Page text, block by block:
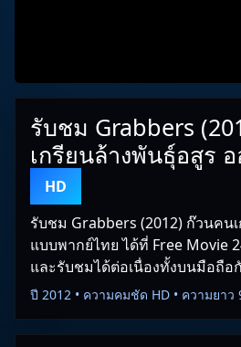
รับชม Grabbers
เกรียนล้างพันธุ์อสูร
HD
รับชม Grabbers (2012) ก๊วนคน
แบบพากย์ไทย ได้ที่ Free Movie
และรับชมได้ต่อเนื่องทั้งบนมือถือ
ปี 2012 • ความคมชัด HD • ความยาว